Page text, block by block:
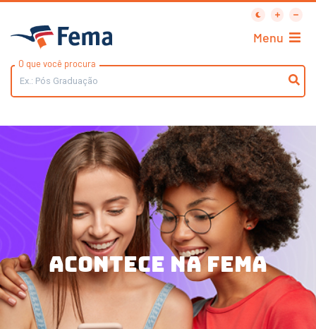
O que você procura
Menu
acontece na FEMA